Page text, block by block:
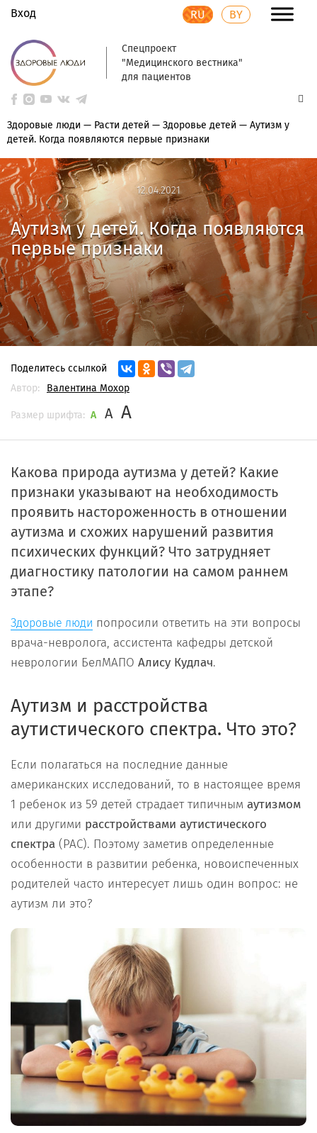
Вход RU BY
Спецпроект
"Медицинского вестника"
для пациентов
Здоровые люди — Расти детей — Здоровье детей — Аутизм у
детей. Когда появляются первые признаки
12.04.2021
12.04.2021
Аутизм у детей. Когда появляются
первые признаки
Поделитесь ссылкой
Автор:
Валентина Мохор
Размер шрифта: A A A
Какова природа аутизма у детей? Какие
признаки указывают на необходимость
проявить настороженность в отношении
аутизма и схожих нарушений развития
психических функций? Что затрудняет
диагностику патологии на самом раннем
этапе?
Здоровые люди попросили ответить на эти вопросы
врача-невролога, ассистента кафедры детской
неврологии БелМАПО Алису Кудлач.
Аутизм и расстройства
аутистического спектра. Что это?
Если полагаться на последние данные
американских исследований, то в настоящее время
1 ребенок из 59 детей страдает типичным аутизмом
или другими расстройствами аутистического
спектра (РАС). Поэтому заметив определенные
особенности в развитии ребенка, новоиспеченных
родителей часто интересует лишь один вопрос: не
аутизм ли это?